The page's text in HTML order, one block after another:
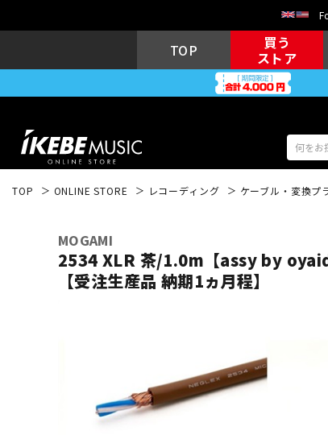
TOP
買う
ストア
TOP ONLINE STORE レコーディング ケーブル・変換プ
MOGAMI
2534 XLR 茶/1.0m【assy by
【受注生産品 納期1ヵ月程】